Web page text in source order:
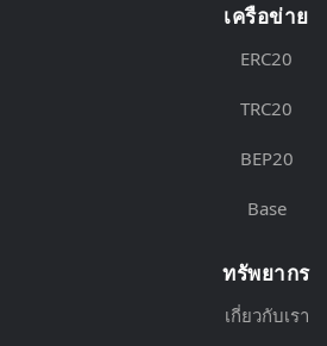
เครือข่าย
ERC20
TRC20
BEP20
Base
ทรัพยากร
เกี่ยวกับเรา